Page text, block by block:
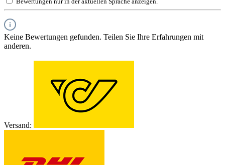
Keine Bewertungen gefunden. Teilen Sie Ihre Erfahrungen mit
anderen.
Versand: